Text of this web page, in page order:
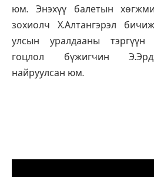
юм. Энэхүү балетын
зохиолч Х.Алтангэрэл
улсын уралдааны
гоцлол бүжигчин
найруулсан юм.